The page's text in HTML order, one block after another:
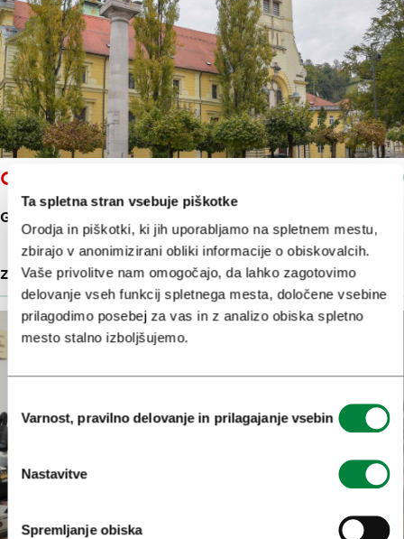
Ta spletna stran vsebuje piškotke
Orodja in piškotki, ki jih uporabljamo na spletnem mestu,
zbirajo v anonimizirani obliki informacije o obiskovalcih.
Vaše privolitve nam omogočajo, da lahko zagotovimo
delovanje vseh funkcij spletnega mesta, določene vsebine
prilagodimo posebej za vas in z analizo obiska spletno
mesto stalno izboljšujemo.
soglasja
Varnost, pravilno delovanje in prilagajanje vsebin
Nastavitve
Spremljanje obiska
CERKEV SV. JAKOBA
GORNJI TRG 18
ZNAMENITOSTI